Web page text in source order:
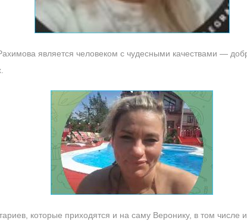
является человеком с чудесными качествами —
которые приходятся и на саму Веронику, в том